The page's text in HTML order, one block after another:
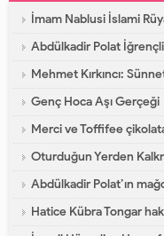
İmam Nablusi İslami
Abdülkadir Polat
Genç Hoca Aşı Gerçeği
Merci ve Toffifee
Oturduğun Yerden
Abdülkadir Polat’ın
Hatice Kübra Tongar